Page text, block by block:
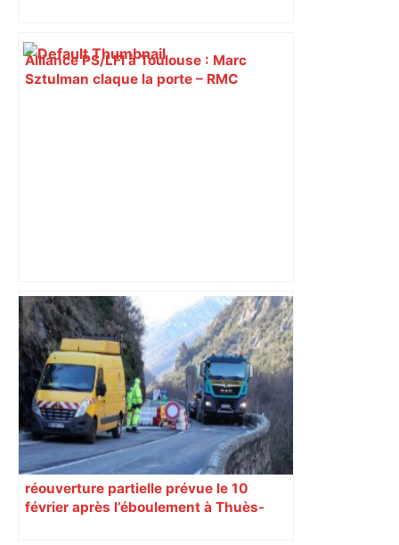
Alliance PS/LFI à Toulouse : Marc
Sztulman claque la porte – RMC
"C'est la reprise des bouchons et c'est
horrible", plus de 17 km de
ralentissements autour de Toulouse ce
jeudi matin, on vous donne les
secteurs à éviter – ladepeche.fr
réouverture partielle prévue le 10
février après l’éboulement à Thuès-